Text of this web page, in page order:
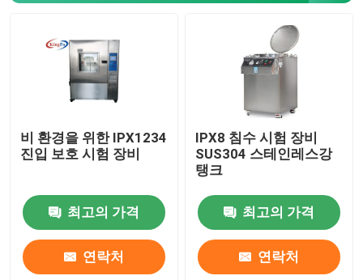
IEC 시험 장비
의학 테스팅 장비
인화성 시험 장비
비 환경을 위한 IPX1234
진입 보호 시험 장비
최고의 가격
연락처
IPX8 침수 시험 장비
SUS304 스테인레스강
탱크
최고의 가격
연락처